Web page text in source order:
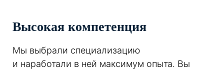
Высокая компетенция
Мы выбрали специализацию
и наработали в ней максимум опыта. Вы